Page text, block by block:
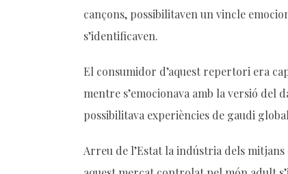
cançons, possibilitaven un vincle
s’identificaven.
El consumidor d’aquest repertori era
mentre s’emocionava amb la versió del
possibilitava experiències de gaudi
Arreu de l’Estat la indústria dels